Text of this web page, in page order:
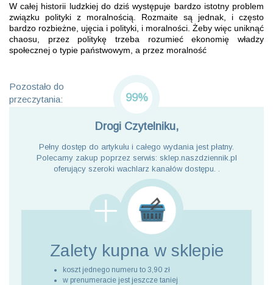
W całej historii ludzkiej do dziś występuje bardzo istotny problem
związku polityki z moralnością. Rozmaite są jednak, i często
bardzo rozbieżne, ujęcia i polityki, i moralności. Żeby więc uniknąć
chaosu, przez politykę trzeba rozumieć ekonomię władzy
społecznej o typie państwowym, a przez moralność
Pozostało do
przeczytania:
99%
Drogi Czytelniku,
Pełny dostęp do artykułu i całego wydania jest płatny.
Polecamy zakup poprzez serwis: sklep.naszdziennik.pl
oferujący szeroki wachlarz kanałów dostępu. .
Zalety kupna w sklepie
koszt jednego numeru to 3,90 zł
w prenumeracie jest jeszcze taniej